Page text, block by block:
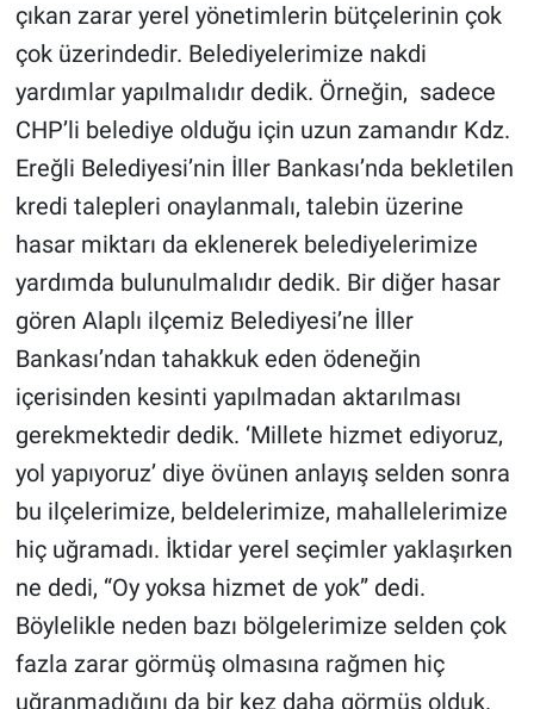
çıkan zarar yerel yönetimlerin bütçelerinin çok
çok üzerindedir. Belediyelerimize nakdi
yardımlar yapılmalıdır dedik. Örneğin, sadece
CHP’li belediye olduğu için uzun zamandır Kdz.
Ereğli Belediyesi’nin İller Bankası’nda bekletilen
kredi talepleri onaylanmalı, talebin üzerine
hasar miktarı da eklenerek belediyelerimize
yardımda bulunulmalıdır dedik. Bir diğer hasar
gören Alaplı ilçemiz Belediyesi’ne İller
Bankası’ndan tahakkuk eden ödeneğin
içerisinden kesinti yapılmadan aktarılması
gerekmektedir dedik. ‘Millete hizmet ediyoruz,
yol yapıyoruz’ diye övünen anlayış selden sonra
bu ilçelerimize, beldelerimize, mahallelerimize
hiç uğramadı. İktidar yerel seçimler yaklaşırken
ne dedi, “Oy yoksa hizmet de yok” dedi.
Böylelikle neden bazı bölgelerimize selden çok
fazla zarar görmüş olmasına rağmen hiç
uğranmadığını da bir kez daha görmüş olduk.